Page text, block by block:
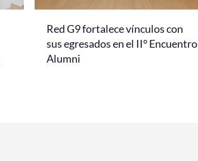
Red G9 fortalece vínculos con
sus egresados en el II° Encuentro
Alumni